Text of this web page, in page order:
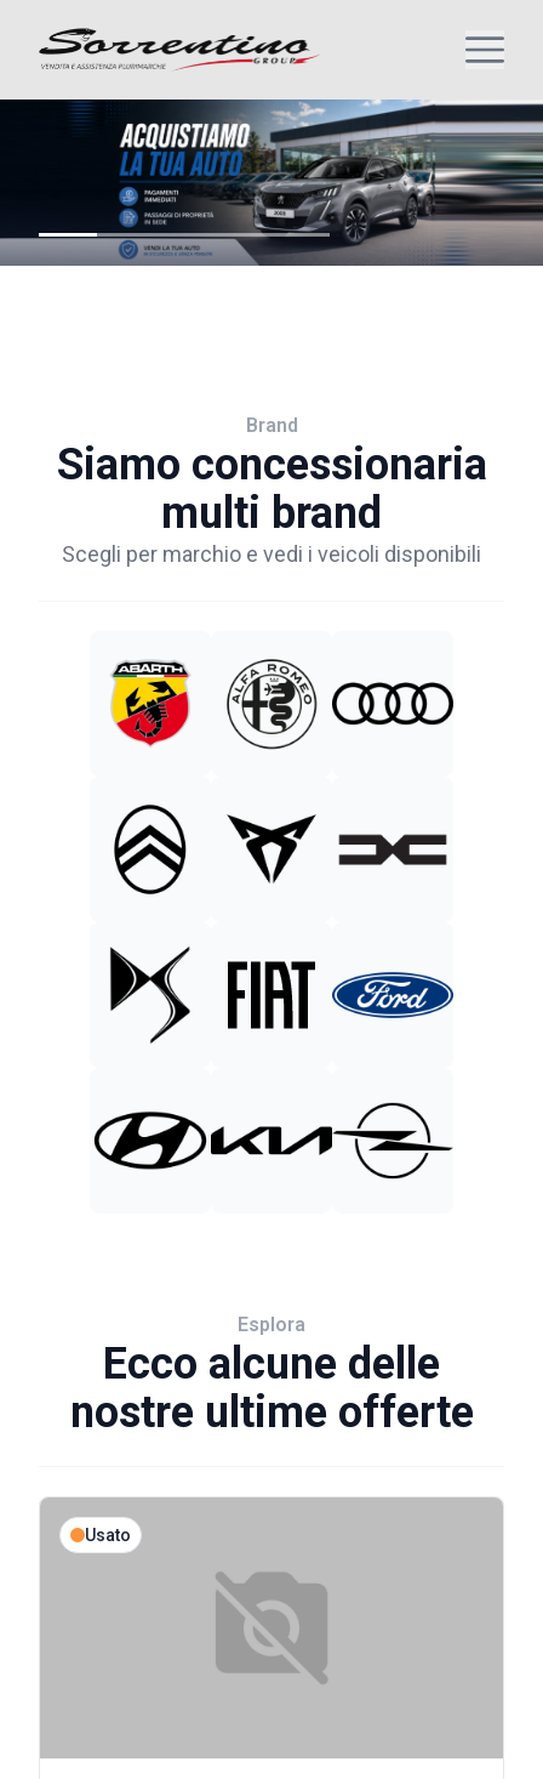
Brand
Siamo concessionaria
multi brand
Scegli per marchio e vedi i veicoli disponibili
Esplora
Ecco alcune delle
nostre ultime offerte
Usato